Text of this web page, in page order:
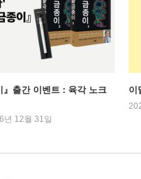
』출간 이벤트 : 육각 노크
년 12월 31일
이